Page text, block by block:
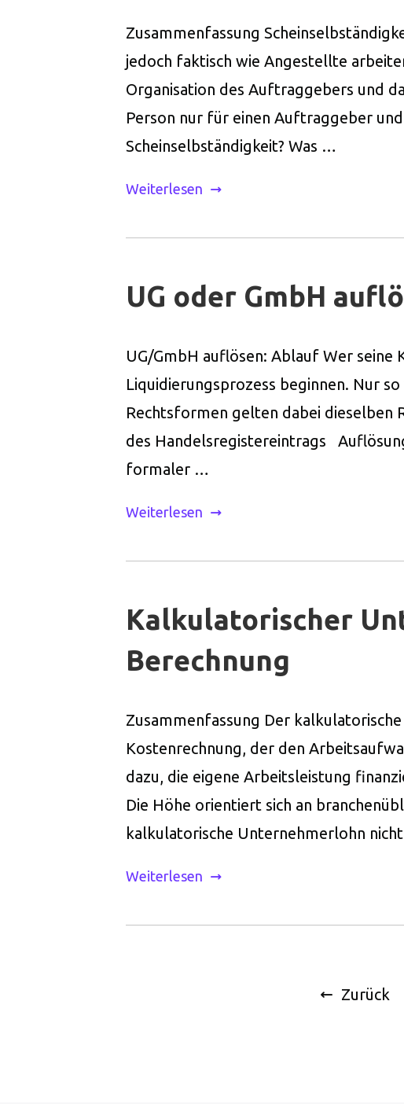
Zusammenfassung
jedoch faktisch wie Angestellte
Organisation des Auftraggebers und
Person nur für einen Auftraggeber
Scheinselbständigkeit? Was …
Weiterlesen
UG oder GmbH
UG/GmbH auflösen: Ablauf Wer
Liquidierungsprozess beginnen. Nur
Rechtsformen gelten dabei dieselben
des Handelsregistereintrags
formaler …
Weiterlesen
Kalkulatorischer
Berechnung
Zusammenfassung Der
Kostenrechnung, der den
dazu, die eigene Arbeitsleistung
Die Höhe orientiert sich an
kalkulatorische Unternehmerlohn
Weiterlesen
Zurück